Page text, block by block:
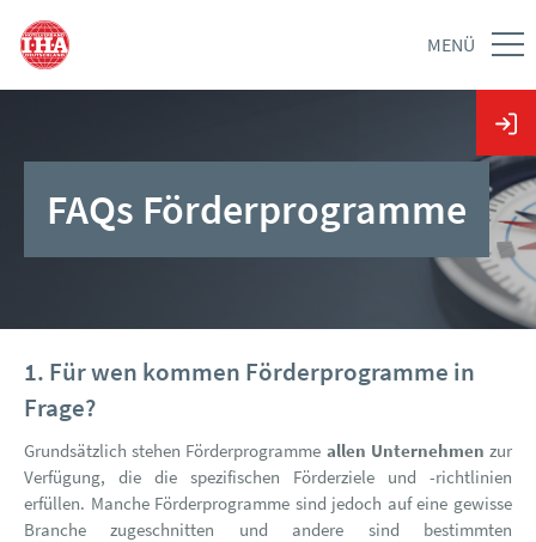
MENÜ
FAQs Förderprogramme
1. Für wen kommen Förderprogramme in
Frage?
Grundsätzlich stehen Förderprogramme allen Unternehmen zur
Verfügung, die die spezifischen Förderziele und -richtlinien
erfüllen. Manche Förderprogramme sind jedoch auf eine gewisse
Branche zugeschnitten und andere sind bestimmten